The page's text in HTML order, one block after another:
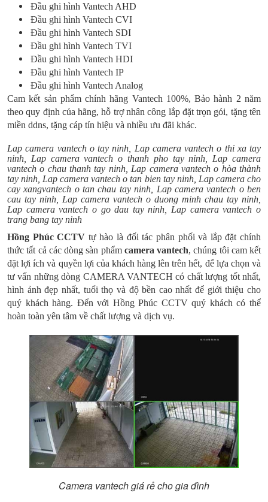
Đầu ghi hình Vantech AHD
Đầu ghi hình Vantech CVI
Đầu ghi hình Vantech SDI
Đầu ghi hình Vantech TVI
Đầu ghi hình Vantech HDI
Đầu ghi hình Vantech IP
Đầu ghi hình Vantech Analog
Cam kết sản phẩm chính hãng Vantech 100%, Bảo hành 2 năm
theo quy định của hãng, hỗ trợ nhân công lắp đặt trọn gói, tặng tên
miền ddns, tặng cáp tín hiệu và nhiều ưu đãi khác.
Lap camera vantech o tay ninh, Lap camera vantech o thi xa tay
ninh, Lap camera vantech o thanh pho tay ninh, Lap camera
vantech o chau thanh tay ninh, Lap camera vantech o hòa thành
tay ninh, Lap camera vantech o tan bien tay ninh, Lap camera cho
cay xangvantech o tan chau tay ninh, Lap camera vantech o ben
cau tay ninh, Lap camera vantech o duong minh chau tay ninh,
Lap camera vantech o go dau tay ninh, Lap camera vantech o
trang bang tay ninh
Hồng Phúc CCTV tự hào là đối tác phân phối và lắp đặt chính
thức tất cả các dòng sàn phẩm camera vantech, chúng tôi cam kết
đặt lợi ích và quyền lợi của khách hàng lên trên hết, để lựa chọn và
tư vấn những dòng CAMERA VANTECH có chất lượng tốt nhất,
hình ảnh đẹp nhất, tuổi thọ và độ bền cao nhất để giới thiệu cho
quý khách hàng. Đển với Hồng Phúc CCTV quý khách có thể
hoàn toàn yên tâm về chất lượng và dịch vụ.
Camera vantech giá rẻ cho gia đình